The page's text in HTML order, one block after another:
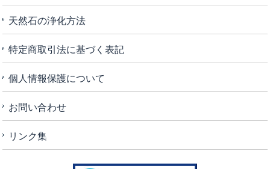
天然石の浄化方法
特定商取引法に基づく表記
個人情報保護について
お問い合わせ
リンク集